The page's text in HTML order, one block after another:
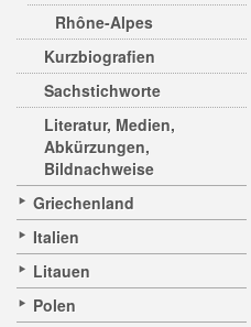
Rhône-Alpes
Kurzbiografien
Sachstichworte
Literatur, Medien,
Abkürzungen,
Bildnachweise
Griechenland
Italien
Litauen
Polen